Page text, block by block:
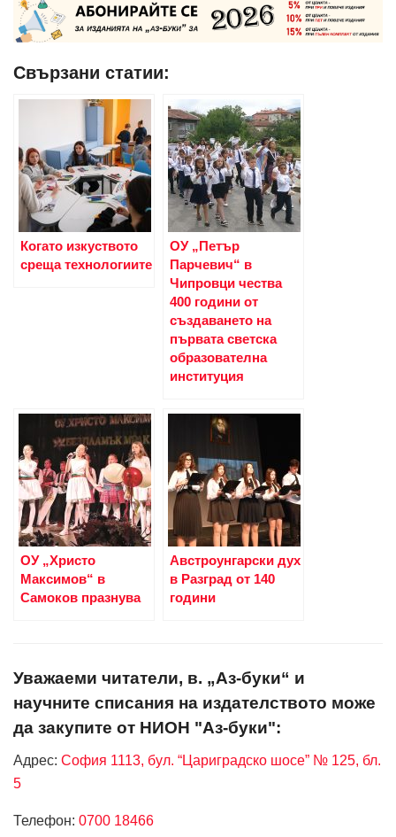
Свързани статии:
Когато изкуството
среща технологиите
ОУ „Петър
Парчевич“ в
Чипровци чества
400 години от
създаването на
първата светска
образователна
институция
ОУ „Христо
Максимов“ в
Самоков празнува
Австроунгарски дух
в Разград от 140
години
Уважаеми читатели, в. „Аз-буки“ и
научните списания на издателството може
да закупите от НИОН "Аз-буки":
Адрес: София 1113, бул. “Цариградско шосе” № 125, бл.
5
Телефон: 0700 18466